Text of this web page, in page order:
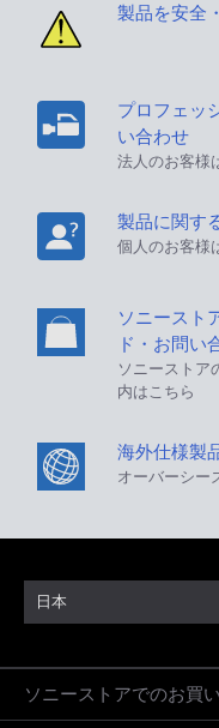
製品を安全
プロフェッ
い合わせ
法人のお客様
製品に関す
個人のお客様
ソニースト
ド・お問い
ソニーストア
内はこちら
海外仕様製
オーバーシー
日本
ソニーストアでのお買